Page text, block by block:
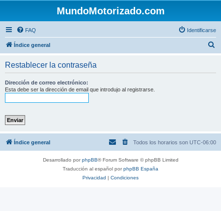
MundoMotorizado.com
FAQ Identificarse
Índice general
Restablecer la contraseña
Dirección de correo electrónico:
Esta debe ser la dirección de email que introdujo al registrarse.
Índice general Todos los horarios son UTC-06:00
Desarrollado porphpBB® Forum Software © phpBB Limited
Traducción al español porphpBB España
Privacidad | Condiciones